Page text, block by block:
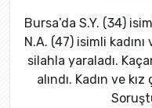
Bursa’da S.Y. (34)
N.A. (47) isimli
silahla yaraladı.
alındı. Kadın ve